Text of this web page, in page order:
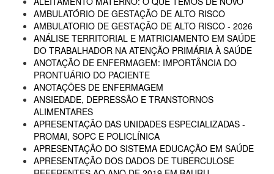
AMBULATÓRIO DE GESTAÇÃO DE ALTO RISCO
AMBULATORIO DE GESTAÇÃO DE ALTO RISCO - 2026
ANÁLISE TERRITORIAL E MATRICIAMENTO EM SAÚDE
DO TRABALHADOR NA ATENÇÃO PRIMÁRIA À SAÚDE
ANOTAÇÃO DE ENFERMAGEM: IMPORTÂNCIA DO
PRONTUÁRIO DO PACIENTE
ANOTAÇÕES DE ENFERMAGEM
ANSIEDADE, DEPRESSÃO E TRANSTORNOS
ALIMENTARES
APRESENTAÇÃO DAS UNIDADES ESPECIALIZADAS -
PROMAI, SOPC E POLICLÍNICA
APRESENTAÇÃO DO SISTEMA EDUCAÇÃO EM SAÚDE
APRESENTAÇÃO DOS DADOS DE TUBERCULOSE